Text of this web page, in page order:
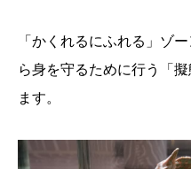
「かくれるにふれる」ゾ
ら身を守るために行う「
ます。